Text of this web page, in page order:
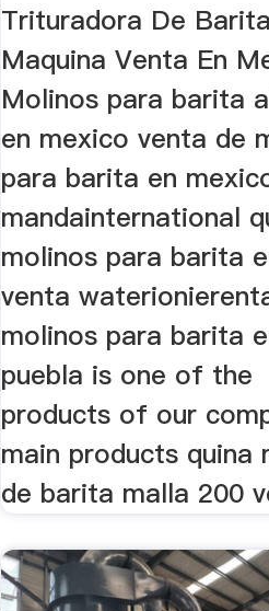
Trituradora De
Maquina Venta En
Molinos para barita
en mexico venta de
para barita en
mandainternational
molinos para barita
venta
molinos para barita
puebla is one of the
products of our
main products quina
de barita malla 200